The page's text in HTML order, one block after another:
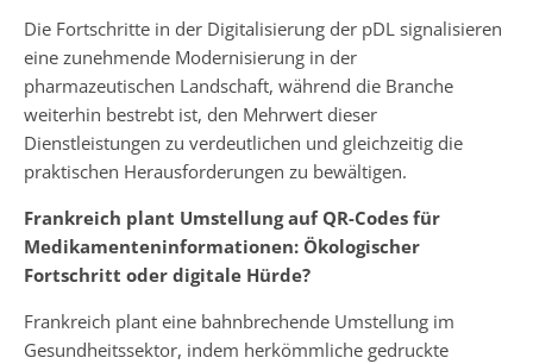
Die Fortschritte in der Digitalisierung der pDL signalisieren
eine zunehmende Modernisierung in der
pharmazeutischen Landschaft, während die Branche
weiterhin bestrebt ist, den Mehrwert dieser
Dienstleistungen zu verdeutlichen und gleichzeitig die
praktischen Herausforderungen zu bewältigen.
Frankreich plant Umstellung auf QR-Codes für
Medikamenteninformationen: Ökologischer
Fortschritt oder digitale Hürde?
Frankreich plant eine bahnbrechende Umstellung im
Gesundheitssektor, indem herkömmliche gedruckte